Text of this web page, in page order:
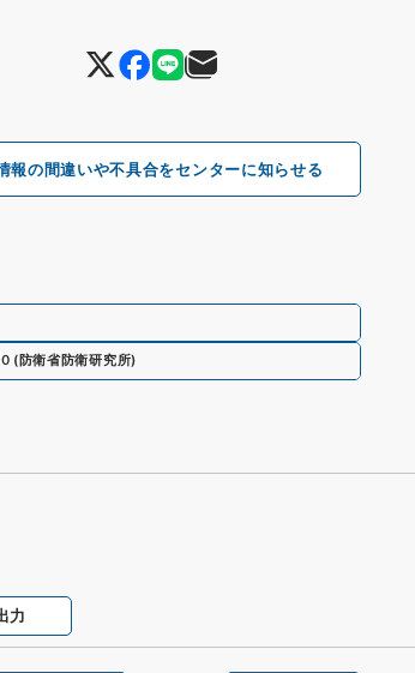
報の間違いや不具合をセンターに知らせる
( 防衛省防衛研究所)
力